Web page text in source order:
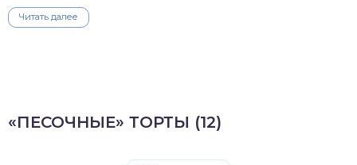
Читать далее
«ПЕСОЧНЫЕ» ТОРТЫ (12)